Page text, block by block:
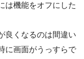
は機能をオフにした
良くなるのは間違い
に画面がうっすらで